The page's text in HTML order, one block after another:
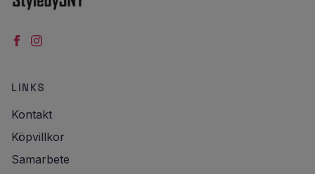
LINKS
Kontakt
Köpvillkor
Samarbete